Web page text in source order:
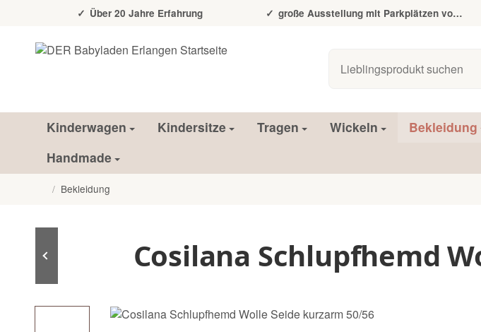
Über 20 Jahre Erfahrung große Ausstellung mit Parkplätzen vor der Tür
Kinderwagen Kindersitze Tragen Wickeln Bekleidung
Handmade
/ Bekleidung
Cosilana Schlupfhemd